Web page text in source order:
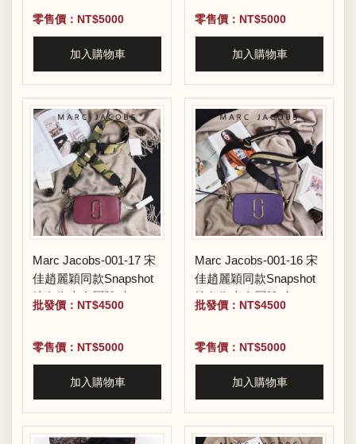
零售價：NT$5000
加入購物車
零售價：NT$5000
加入購物車
Marc Jacobs-001-17 宋
佳趙麗穎同款Snapshot
撞色復古金屬雙J扣D扣
全新電鍍Logo相機包
批發價：NT$4500
零售價：NT$5000
加入購物車
Marc Jacobs-001-16 宋
佳趙麗穎同款Snapshot
撞色復古金屬雙J扣D扣
全新電鍍Logo相機包
批發價：NT$4500
零售價：NT$5000
加入購物車